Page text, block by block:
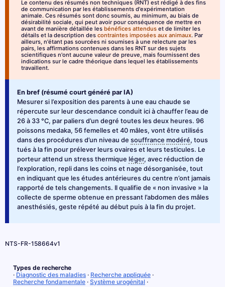
Le contenu des résumés non techniques (RNT) est rédigé à des fins
de communication par les établissements d'expérimentation
animale. Ces résumés sont donc soumis, au minimum, au biais de
désirabilité sociale, qui peut avoir pour conséquence de mettre en
avant de manière détaillée les bénéfices attendus et de limiter les
détails et la description des contraintes imposées aux animaux. Par
ailleurs, n'étant pas sourcées ni soumises à une relecture par les
pairs, les affirmations contenues dans les RNT sur des sujets
scientifiques n'ont aucune valeur de preuve, mais fournissent des
indications sur le cadre théorique dans lequel les établissements
travaillent.
En bref (résumé court généré par IA)
Mesurer si l’exposition des parents à une eau chaude se
répercute sur leur descendance conduit ici à chauffer l’eau de
26 à 33 °C, par paliers d’un degré toutes les deux heures. 96
poissons medaka, 56 femelles et 40 mâles, vont être utilisés
dans des procédures d’un niveau de souffrance modéré, tous
tués à la fin pour prélever leurs ovaires et leurs testicules. Le
porteur attend un stress thermique léger, avec réduction de
l’exploration, repli dans les coins et nage désorganisée, tout
en indiquant que les études antérieures du centre n’ont jamais
rapporté de tels changements. Il qualifie de « non invasive » la
collecte de sperme obtenue en pressant l’abdomen des mâles
anesthésiés, geste répété au début puis à la fin du projet.
NTS-FR-158664v1
Types de recherche
· Diagnostic des maladies · Recherche appliquée ·
Recherche fondamentale · Système urogénital ·